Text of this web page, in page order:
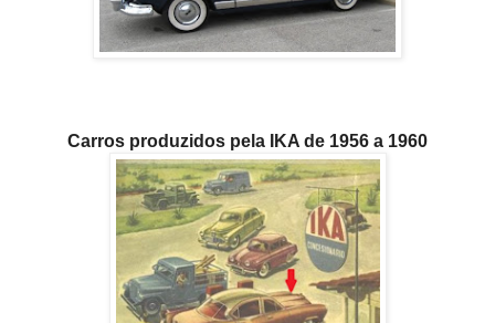
Carros produzidos pela IKA de 1956 a 1960